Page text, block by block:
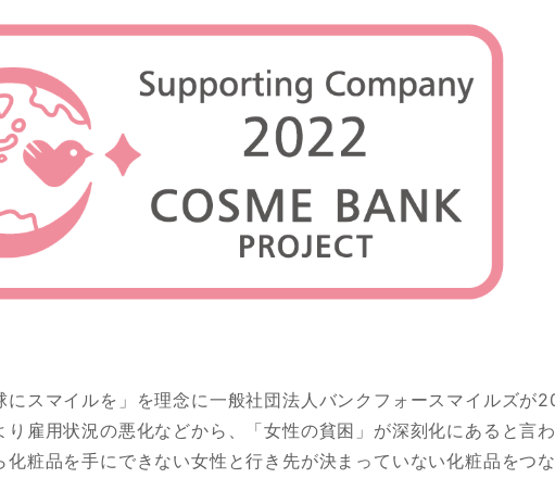
スマイルを」を理念に一般社団法人バンクフォースマイルズが
雇用状況の悪化などから、「女性の貧困」が深刻化にあると言
粧品を手にできない女性と行き先が決まっていない化粧品をつ